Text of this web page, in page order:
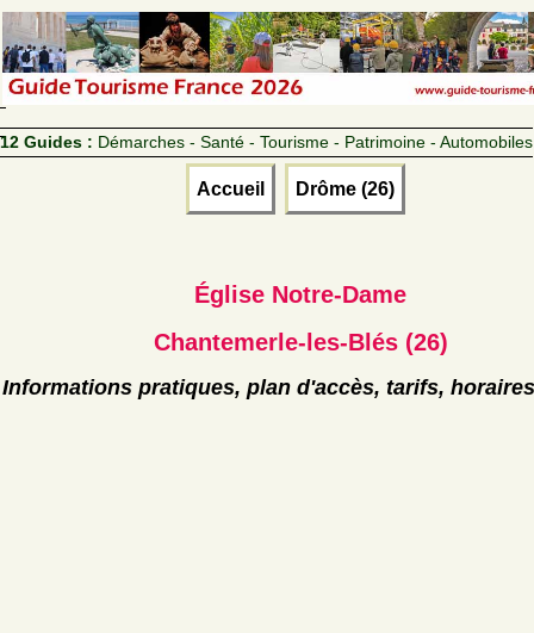
12 Guides : Démarches - Santé - Tourisme - Patrimoine - Automobiles
Accueil Drôme (26)
Église Notre-Dame
Chantemerle-les-Blés (26)
Informations pratiques, plan d'accès, tarifs, horaires